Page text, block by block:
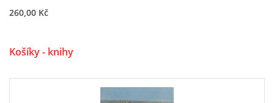
260,00 Kč
Košíky - knihy